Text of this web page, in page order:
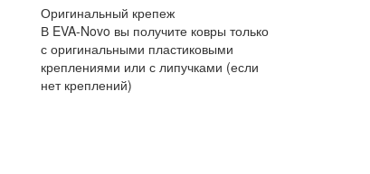
Оригинальный крепеж
В EVA-Novo вы получите ковры только
с оригинальными пластиковыми
креплениями или с липучками (если
нет креплений)